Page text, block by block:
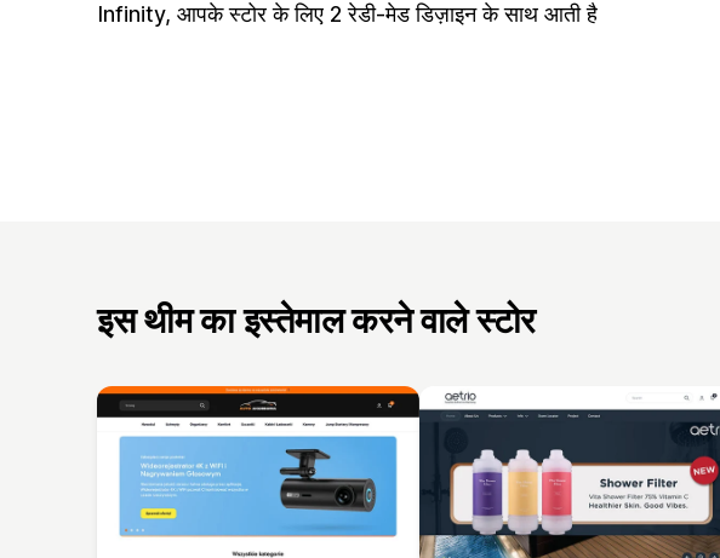
Infinity, आपके स्टोर के लिए 2 रेडी-मेड डिज़ाइन के साथ आती है
इस थीम का इस्तेमाल करने वाले स्टोर